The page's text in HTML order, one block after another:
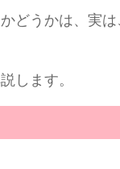
どうかは、実
します。